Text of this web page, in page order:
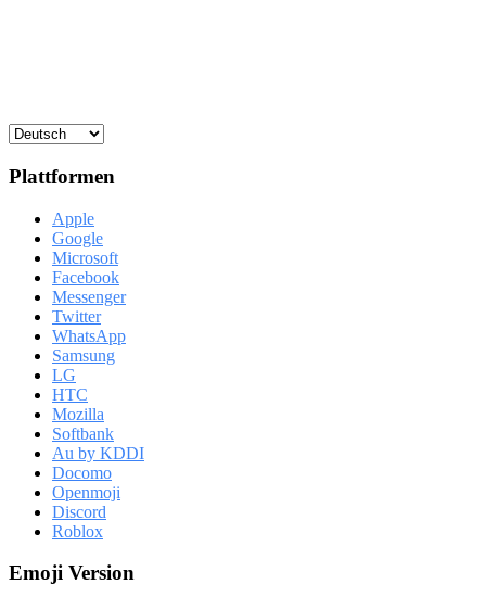
Plattformen
Apple
Google
Microsoft
Facebook
Messenger
Twitter
WhatsApp
Samsung
LG
HTC
Mozilla
Softbank
Au by KDDI
Docomo
Openmoji
Discord
Roblox
Emoji Version